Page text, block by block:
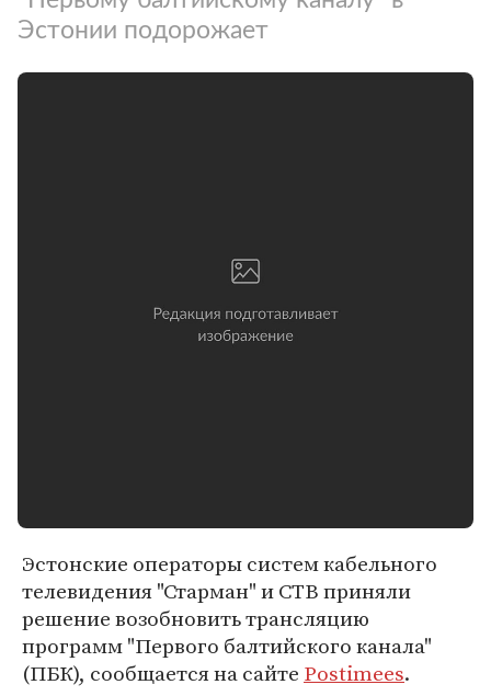
Эстонии подорожает
Эстонские операторы систем кабельного
телевидения "Старман" и СТВ приняли
решение возобновить трансляцию
программ "Первого балтийского канала"
(ПБК), сообщается на сайте Postimees.